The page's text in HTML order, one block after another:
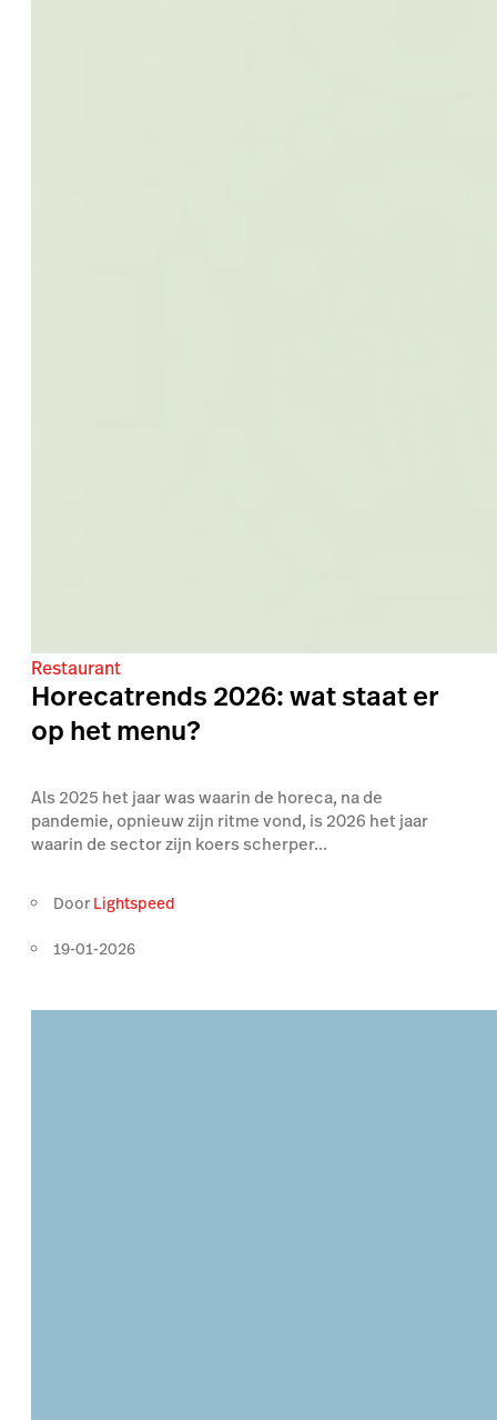
Restaurant
Horecatrends 2026: wat staat er
op het menu?
Als 2025 het jaar was waarin de horeca, na de
pandemie, opnieuw zijn ritme vond, is 2026 het jaar
waarin de sector zijn koers scherper...
Door Lightspeed
19-01-2026